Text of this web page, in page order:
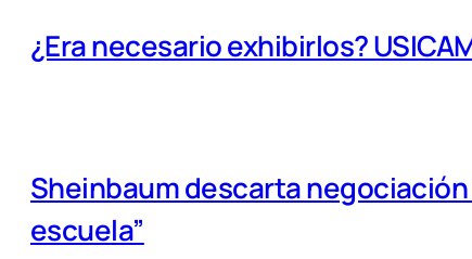
¿Era necesario exhibirlos?
Sheinbaum descarta
escuela”